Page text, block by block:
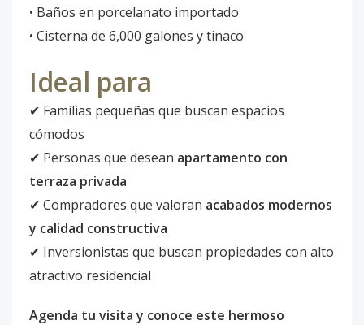
• Baños en porcelanato importado
• Cisterna de 6,000 galones y tinaco
Ideal para
✔ Familias pequeñas que buscan espacios
cómodos
✔ Personas que desean apartamento con
terraza privada
✔ Compradores que valoran acabados modernos
y calidad constructiva
✔ Inversionistas que buscan propiedades con alto
atractivo residencial
Agenda tu visita y conoce este hermoso